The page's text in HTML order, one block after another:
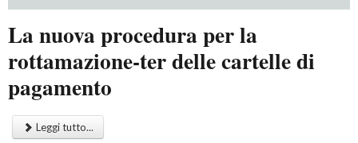
La nuova procedura per la
rottamazione-ter delle cartelle di
pagamento
Leggi tutto...